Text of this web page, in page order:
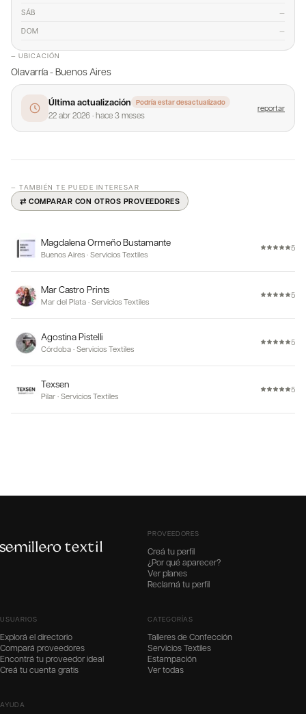
SÁB —
DOM —
— UBICACIÓN
Olavarría - Buenos Aires
Última actualización Podría estar desactualizado
22 abr 2026·hace 3 meses
reportar
— TAMBIÉN TE PUEDE INTERESAR
⇄ COMPARAR CON OTROS PROVEEDORES
Magdalena Ormeño Bustamante
Buenos Aires · Servicios Textiles
5
Mar Castro Prints
Mar del Plata · Servicios Textiles
5
Agostina Pistelli
Córdoba · Servicios Textiles
5
Texsen
Pilar · Servicios Textiles
5
PROVEEDORES
Creá tu perfil
¿Por qué aparecer?
Ver planes
Reclamá tu perfil
USUARIOS
Explorá el directorio
Compará proveedores
Encontrá tu proveedor ideal
Creá tu cuenta gratis
CATEGORÍAS
Talleres de Confección
Servicios Textiles
Estampación
Ver todas
AYUDA